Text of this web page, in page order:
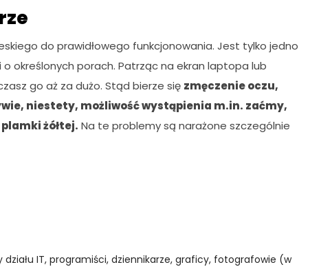
do prawidłowego funkcjonowania. Jest tylko jedno
określonych porach. Patrząc na ekran laptopa lub
go aż za dużo. Stąd bierze się zmęczenie oczu,
niestety, możliwość wystąpienia m.in. zaćmy,
żółtej. Na te problemy są narażone szczególnie
IT, programiści, dziennikarze, graficy, fotografowie (w